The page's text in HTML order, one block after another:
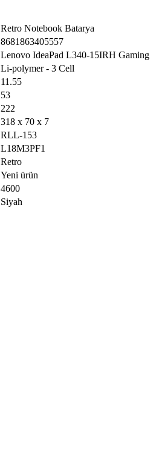
Retro Notebook Batarya
8681863405557
Lenovo IdeaPad L340-15IRH Gaming
Li-polymer - 3 Cell
11.55
53
222
318 x 70 x 7
RLL-153
L18M3PF1
Retro
Yeni ürün
4600
Siyah